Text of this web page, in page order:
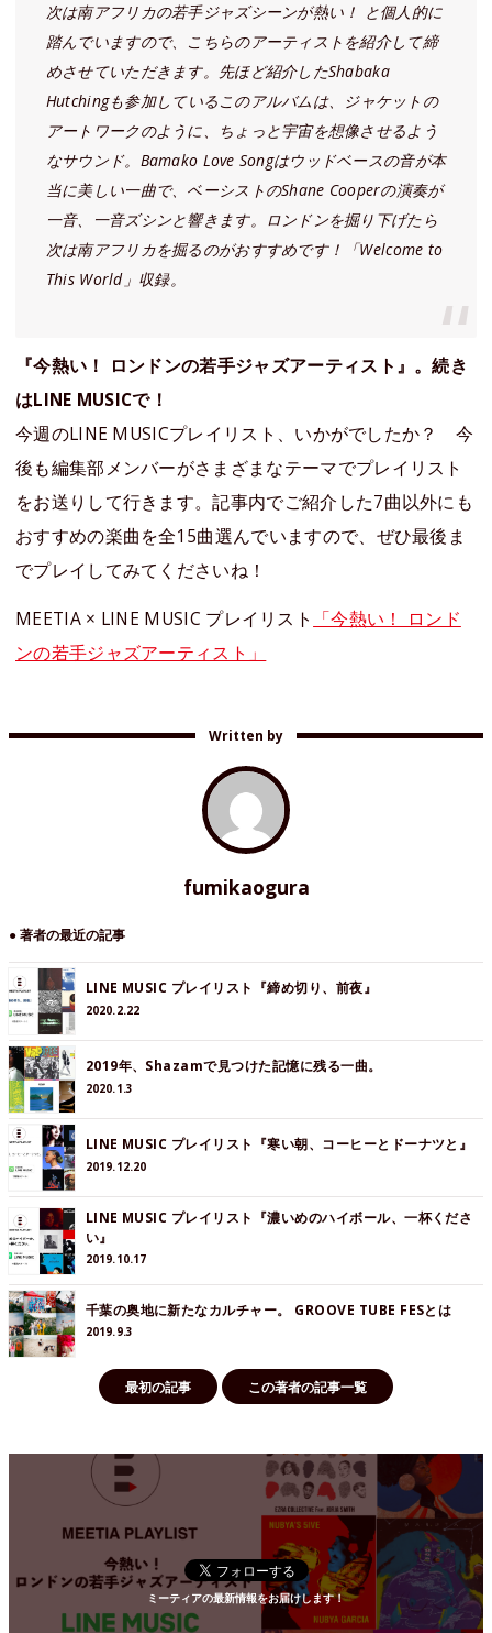
次は南アフリカの若手ジャズシーンが熱い！ と個人的に
踏んでいますので、こちらのアーティストを紹介して締
めさせていただきます。先ほど紹介したShabaka
Hutchingも参加しているこのアルバムは、ジャケットの
アートワークのように、ちょっと宇宙を想像させるよう
なサウンド。Bamako Love Songはウッドベースの音が本
当に美しい一曲で、ベーシストのShane Cooperの演奏が
一音、一音ズシンと響きます。ロンドンを掘り下げたら
次は南アフリカを掘るのがおすすめです！「Welcome to
This World」収録。
『今熱い！ ロンドンの若手ジャズアーティスト』。続き
はLINE MUSICで！
今週のLINE MUSICプレイリスト、いかがでしたか？ 今
後も編集部メンバーがさまざまなテーマでプレイリスト
をお送りして行きます。記事内でご紹介した7曲以外にも
おすすめの楽曲を全15曲選んでいますので、ぜひ最後ま
でプレイしてみてくださいね！
MEETIA × LINE MUSIC プレイリスト 「今熱い！ ロンド
ンの若手ジャズアーティスト」
Written by
fumikaogura
● 著者の最近の記事
LINE MUSIC プレイリスト『締め切り、前夜』
2020.2.22
2019年、Shazamで見つけた記憶に残る一曲。
2020.1.3
LINE MUSIC プレイリスト『寒い朝、コーヒーとドーナツと』
2019.12.20
LINE MUSIC プレイリスト『濃いめのハイボール、一杯くださ
い』
2019.10.17
千葉の奥地に新たなカルチャー。 GROOVE TUBE FESとは
2019.9.3
最初の記事 この著者の記事一覧
ミーティアの最新情報をお届けします！